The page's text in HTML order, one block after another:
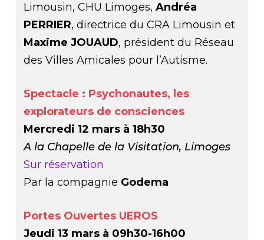
Limousin, CHU Limoges,Andréa
PERRIER, directrice du CRA Limousin et
Maxime JOUAUD, président du Réseau
des Villes Amicales pour l’Autisme.
Spectacle : Psychonautes, les
explorateurs de consciences
Mercredi 12 mars à 18h30
A la Chapelle de la Visitation, Limoges
Sur réservation
Par la compagnie Godema
Portes Ouvertes UEROS
Jeudi 13 mars à 09h30-16h00